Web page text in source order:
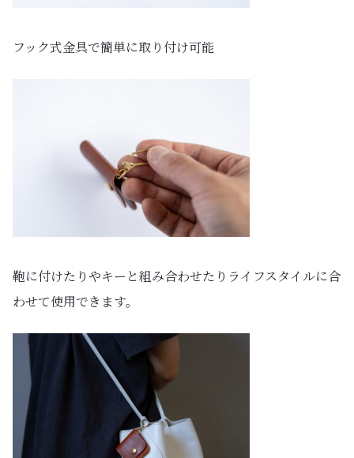
フック式金具で簡単に取り付け可能
鞄に付けたりやキーと組み合わせたりライフスタイルに合
わせて使用できます。